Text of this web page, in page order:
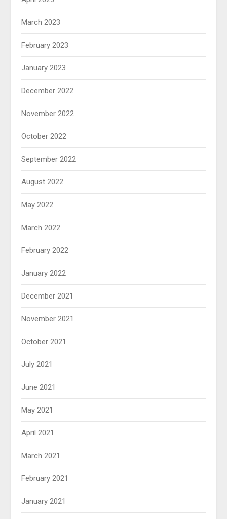
March 2023
February 2023
January 2023
December 2022
November 2022
October 2022
September 2022
August 2022
May 2022
March 2022
February 2022
January 2022
December 2021
November 2021
October 2021
July 2021
June 2021
May 2021
April 2021
March 2021
February 2021
January 2021